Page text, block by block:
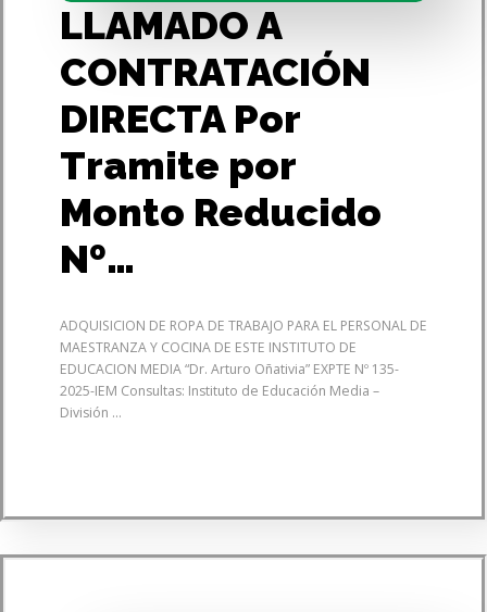
LLAMADO A
CONTRATACIÓN
DIRECTA Por
Tramite por
Monto Reducido
Nº…
ADQUISICION DE ROPA DE TRABAJO PARA EL PERSONAL DE
MAESTRANZA Y COCINA DE ESTE INSTITUTO DE
EDUCACION MEDIA “Dr. Arturo Oñativia” EXPTE Nº 135-
2025-IEM Consultas: Instituto de Educación Media –
División ...